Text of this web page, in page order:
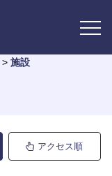
> 施設
アクセス順